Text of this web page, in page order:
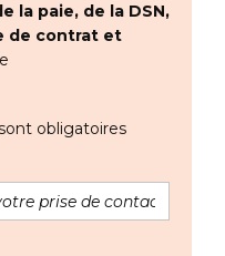
la paie, de la DSN,
de contrat et
obligatoires